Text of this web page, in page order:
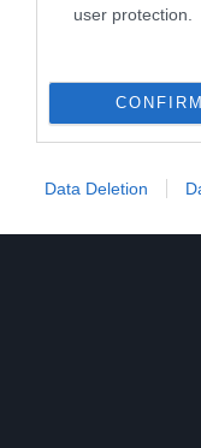
user protection.
CONFIRM
Data Deletion